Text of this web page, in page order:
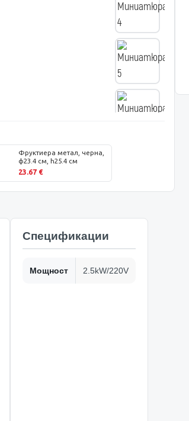
Фруктиера метал, черна,
ф23.4 см, h25.4 см
23.67 €
Спецификации
Мощност 2.5kW/220V